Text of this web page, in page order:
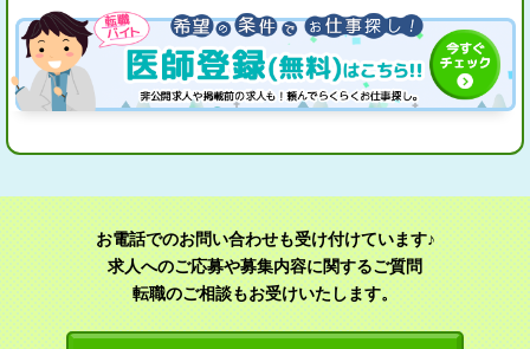
お電話でのお問い合わせも受け付けています♪
求人へのご応募や募集内容に関するご質問
転職のご相談もお受けいたします。